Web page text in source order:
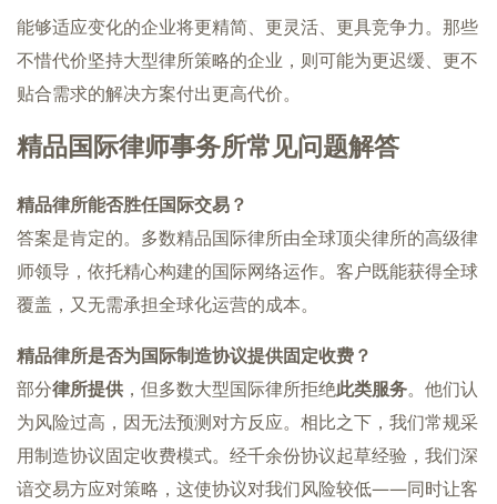
能够适应变化的企业将更精简、更灵活、更具竞争力。那些
不惜代价坚持大型律所策略的企业，则可能为更迟缓、更不
贴合需求的解决方案付出更高代价。
精品国际律师事务所常见问题解答
精品律所能否胜任国际交易？
答案是肯定的。多数精品国际律所由全球顶尖律所的高级律
师领导，依托精心构建的国际网络运作。客户既能获得全球
覆盖，又无需承担全球化运营的成本。
精品律所是否为国际制造协议提供固定收费？
部分律所提供 ，但多数大型国际律所拒绝此类服务。他们认
为风险过高，因无法预测对方反应。相比之下，我们常规采
用制造协议固定收费模式。经千余份协议起草经验，我们深
谙交易方应对策略，这使协议对我们风险较低——同时让客